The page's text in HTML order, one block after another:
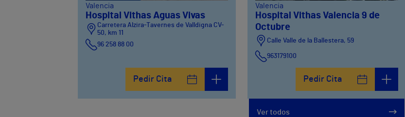
Valencia
Hospital Vithas Aguas Vivas
Carretera Alzira-Tavernes de Valldigna CV-
50, km 11
96 258 88 00
Pedir Cita
Valencia
Hospital Vithas Valencia 9 de
Octubre
Calle Valle de la Ballestera, 59
963179100
Pedir Cita
Ver todos